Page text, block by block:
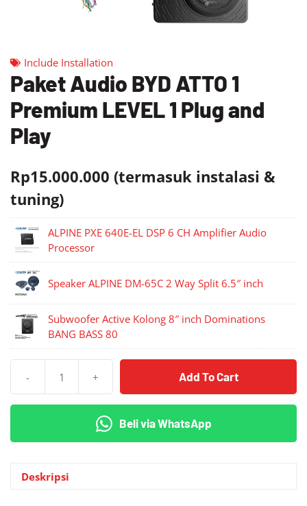
Include Installation
Paket Audio BYD ATTO 1
Premium LEVEL 1 Plug and
Play
Rp15.000.000 (termasuk instalasi &
tuning)
ALPINE PXE 640E-EL DSP 6 CH Amplifier Audio
Processor
Speaker ALPINE DM-65C 2 Way Split 6.5″ inch
Subwoofer Active Kolong 8″ inch Dominations
BANG BASS 80
-
Paket
BYD
ATTO
+ Add To Cart
Beli via WhatsApp
Deskripsi